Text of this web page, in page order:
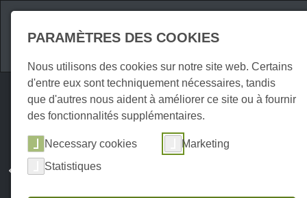
Attractions
PARAMÈTRES DES COOKIES
Nous utilisons des cookies sur notre site web. Certains
d'entre eux sont techniquement nécessaires, tandis
que d'autres nous aident à améliorer ce site ou à fournir
des fonctionnalités supplémentaires.
Necessary cookies
Marketing
Statistiques